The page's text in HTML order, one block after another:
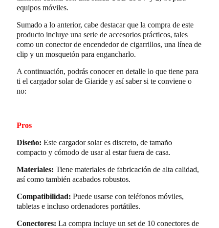
equipos móviles.
Sumado a lo anterior, cabe destacar que la compra de este
producto incluye una serie de accesorios prácticos, tales
como un conector de encendedor de cigarrillos, una línea de
clip y un mosquetón para engancharlo.
A continuación, podrás conocer en detalle lo que tiene para
ti el cargador solar de Giaride y así saber si te conviene o
no:
Pros
Diseño: Este cargador solar es discreto, de tamaño
compacto y cómodo de usar al estar fuera de casa.
Materiales: Tiene materiales de fabricación de alta calidad,
así como también acabados robustos.
Compatibilidad: Puede usarse con teléfonos móviles,
tabletas e incluso ordenadores portátiles.
Conectores: La compra incluye un set de 10 conectores de